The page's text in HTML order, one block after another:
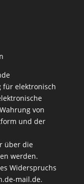
für elektronisch
von
und der
über die
werden.
Widerspruchs
mail.de.